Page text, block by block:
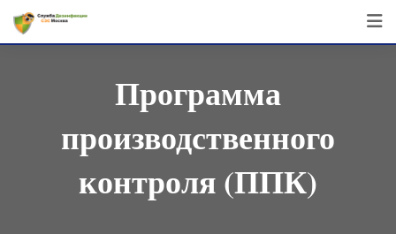
Перейти
Программа
производственного
контроля (ППК)